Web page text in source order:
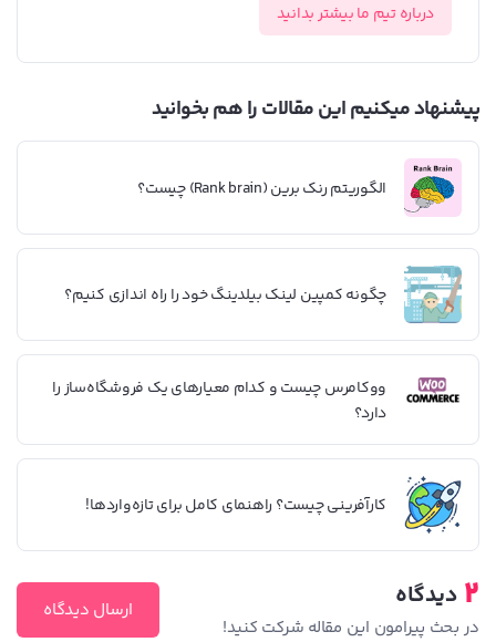
درباره تیم ما بیشتر بدانید
پیشنهاد میکنیم این مقالات را هم بخوانید
الگوریتم رنک برین (Rank brain) چیست؟
چگونه کمپین لینک بیلدینگ خود را راه اندازی کنیم؟
ووکامرس چیست و کدام معیارهای یک فروشگاه‌ساز را
دارد؟
کارآفرینی چیست؟ راهنمای کامل برای تازه‌واردها!
2 دیدگاه
در بحث‌‌ پیرامون این مقاله شرکت کنید!
ارسال دیدگاه